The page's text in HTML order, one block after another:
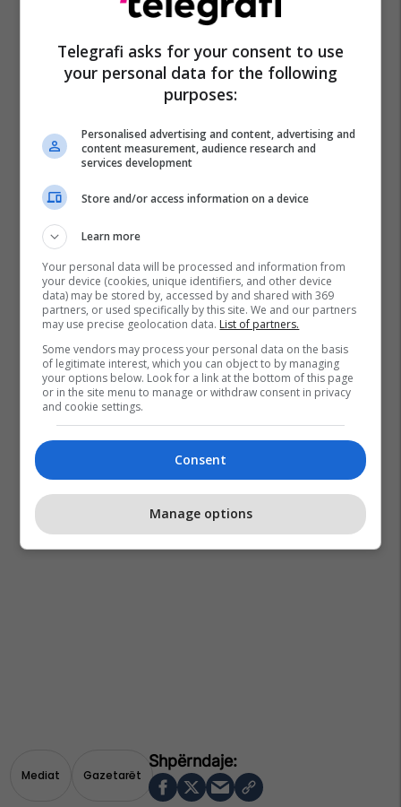
Mediat Gazetarët
Telegrafi asks for your consent to use
your personal data for the following
purposes:
Personalised advertising and content, advertising and
content measurement, audience research and
services development
Store and/or access information on a device
Learn more
Your personal data will be processed and information from
your device (cookies, unique identifiers, and other device
data) may be stored by, accessed by and shared with 369
partners, or used specifically by this site. We and our partners
may use precise geolocation data. List of partners.
Some vendors may process your personal data on the basis
of legitimate interest, which you can object to by managing
your options below. Look for a link at the bottom of this page
or in the site menu to manage or withdraw consent in privacy
and cookie settings.
Consent
Manage options